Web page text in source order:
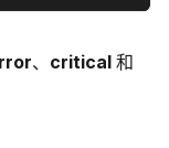
、 critical 和